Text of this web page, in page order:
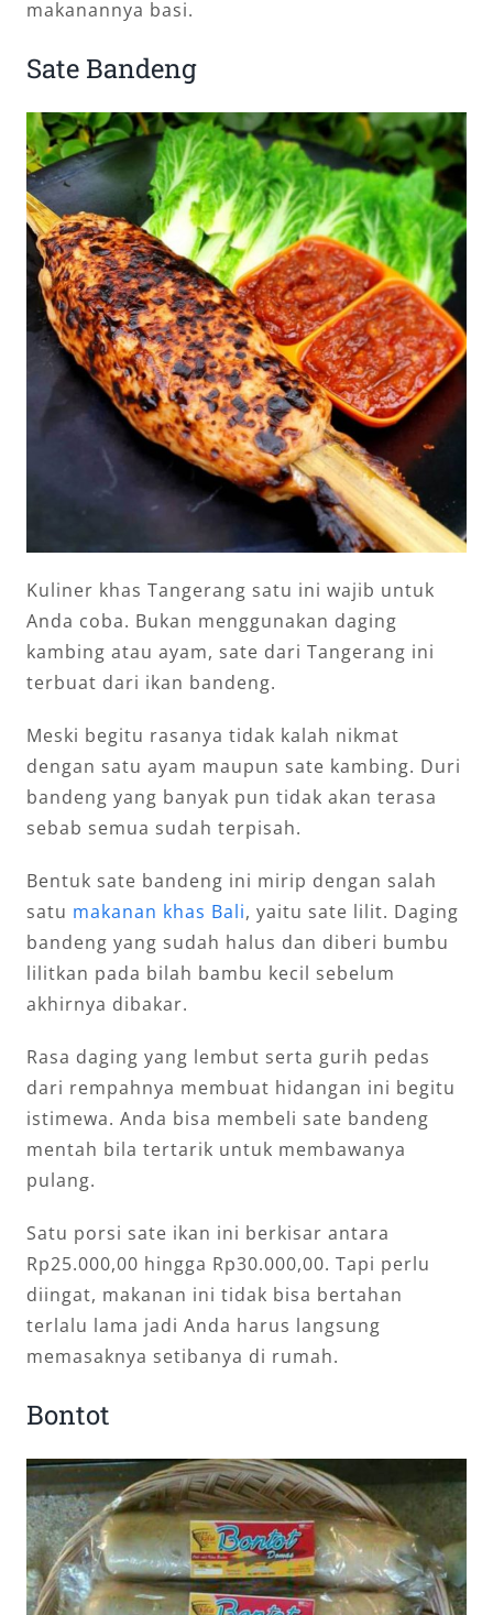
makanannya basi.
Sate Bandeng
Kuliner khas Tangerang satu ini wajib untuk
Anda coba. Bukan menggunakan daging
kambing atau ayam, sate dari Tangerang ini
terbuat dari ikan bandeng.
Meski begitu rasanya tidak kalah nikmat
dengan satu ayam maupun sate kambing. Duri
bandeng yang banyak pun tidak akan terasa
sebab semua sudah terpisah.
Bentuk sate bandeng ini mirip dengan salah
satu makanan khas Bali, yaitu sate lilit. Daging
bandeng yang sudah halus dan diberi bumbu
lilitkan pada bilah bambu kecil sebelum
akhirnya dibakar.
Rasa daging yang lembut serta gurih pedas
dari rempahnya membuat hidangan ini begitu
istimewa. Anda bisa membeli sate bandeng
mentah bila tertarik untuk membawanya
pulang.
Satu porsi sate ikan ini berkisar antara
Rp25.000,00 hingga Rp30.000,00. Tapi perlu
diingat, makanan ini tidak bisa bertahan
terlalu lama jadi Anda harus langsung
memasaknya setibanya di rumah.
Bontot